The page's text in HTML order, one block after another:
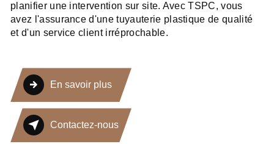
planifier une intervention sur site. Avec TSPC, vous
avez l'assurance d'une tuyauterie plastique de qualité
et d'un service client irréprochable.
En savoir plus
Contactez-nous